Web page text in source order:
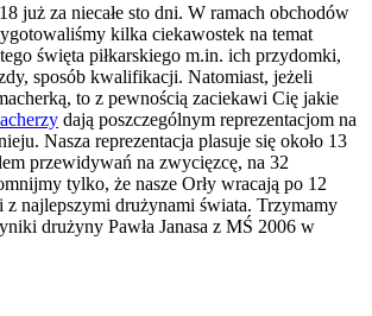
już za niecałe sto dni. W ramach obchodów
kilka ciekawostek na temat
święta piłkarskiego m.in. ich przydomki,
sposób kwalifikacji. Natomiast, jeżeli
to z pewnością zaciekawi Cię jakie
dają poszczególnym reprezentacjom na
Nasza reprezentacja plasuje się około 13
przewidywań na zwycięzcę, na 32
tylko, że nasze Orły wracają po 12
z najlepszymi drużynami świata. Trzymamy
drużyny Pawła Janasa z MŚ 2006 w